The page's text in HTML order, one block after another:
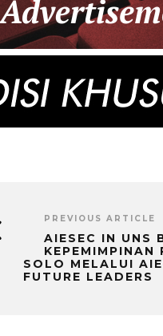
PREVIOUS ARTICLE
AIESEC IN UNS
KEPEMIMPINAN
SOLO MELALUI
FUTURE LEADERS